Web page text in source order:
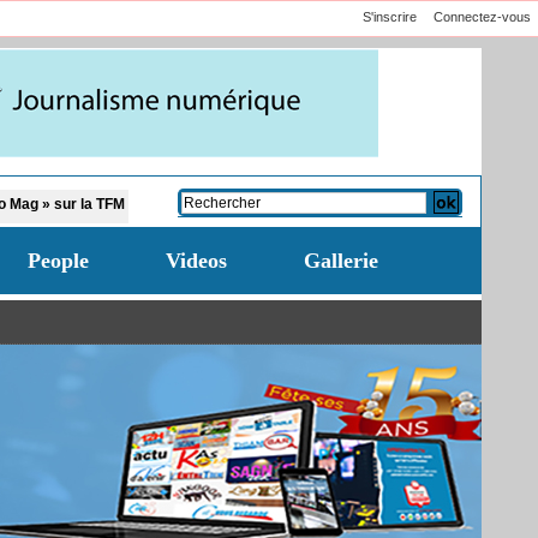
Connectez-vous
S'inscrire
Affaire Pape Cheikh Diallo et Cie : le Parquet fait appel après le non-lieu
People Videos Gallerie